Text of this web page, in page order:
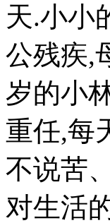
天.小小
公残疾,
岁的小
重任,每
不说苦
对生活